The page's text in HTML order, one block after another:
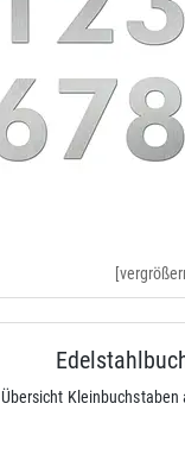
Übersicht Kleinbuchstaben